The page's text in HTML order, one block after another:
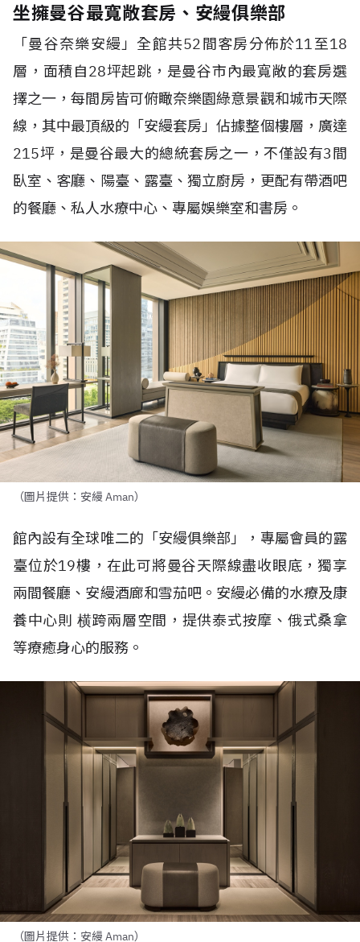
坐擁曼谷最寬敞套房、安縵俱樂部
「曼谷奈樂安縵」全館共52間客房分佈於11至18
層，面積自28坪起跳，是曼谷市內最寬敞的套房選
擇之一，每間房皆可俯瞰奈樂園綠意景觀和城市天際
線，其中最頂級的「安縵套房」佔據整個樓層，廣達
215坪，是曼谷最大的總統套房之一，不僅設有3間
臥室、客廳、陽臺、露臺、獨立廚房，更配有帶酒吧
的餐廳、私人水療中心、專屬娛樂室和書房。
（圖片提供：安縵 Aman）
館內設有全球唯二的「安縵俱樂部」，專屬會員的露
臺位於19樓，在此可將曼谷天際線盡收眼底，獨享
兩間餐廳、安縵酒廊和雪茄吧。安縵必備的水療及康
養中心則 横跨兩層空間，提供泰式按摩、俄式桑拿
等療癒身心的服務。
（圖片提供：安縵 Aman）